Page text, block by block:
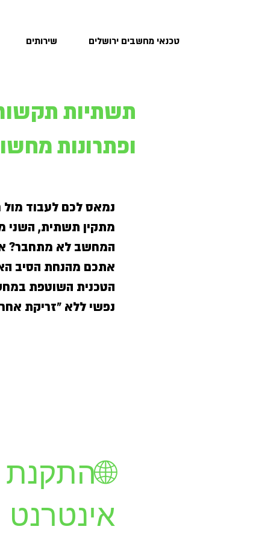
טכנאי מחשבים ירושלים שירותים
תשתיות
ופתרונות
נמאס לכם לעבוד
מתקין תשתית, השני
המחשב לא מתחבר?
אתכם מהנחת הסיב
הטכנית השוטפת
נפשי ללא "זריקת
אינטרנט